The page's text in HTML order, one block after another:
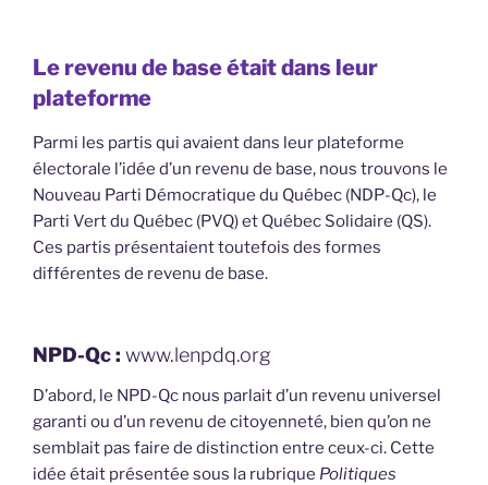
Le revenu de base était dans leur
plateforme
Parmi les partis qui avaient dans leur plateforme
électorale l’idée d’un revenu de base, nous trouvons le
Nouveau Parti Démocratique du Québec (NDP-Qc), le
Parti Vert du Québec (PVQ) et Québec Solidaire (QS).
Ces partis présentaient toutefois des formes
différentes de revenu de base.
NPD-Qc : www.lenpdq.org
D’abord, le NPD-Qc nous parlait d’un revenu universel
garanti ou d’un revenu de citoyenneté, bien qu’on ne
semblait pas faire de distinction entre ceux-ci. Cette
idée était présentée sous la rubrique Politiques